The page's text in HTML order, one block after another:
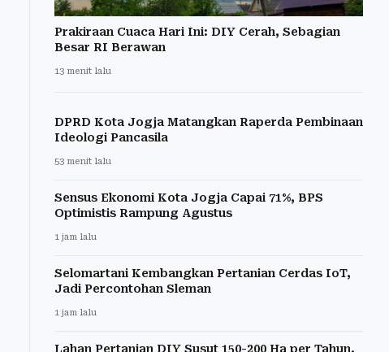
Prakiraan Cuaca Hari Ini: DIY Cerah, Sebagian
Besar RI Berawan
13 menit lalu
DPRD Kota Jogja Matangkan Raperda Pembinaan
Ideologi Pancasila
53 menit lalu
Sensus Ekonomi Kota Jogja Capai 71%, BPS
Optimistis Rampung Agustus
1 jam lalu
Selomartani Kembangkan Pertanian Cerdas IoT,
Jadi Percontohan Sleman
1 jam lalu
Lahan Pertanian DIY Susut 150-200 Ha per Tahun,